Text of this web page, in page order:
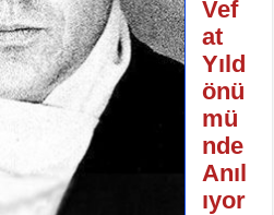
Vef
at
Yıld
önü
mü
nde
Anıl
ıyor